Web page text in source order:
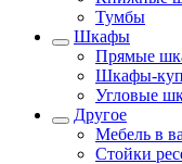
Тумбы
Шкафы
Прямые
Шкафы-
Угловые
Другое
Мебель в
Стойки